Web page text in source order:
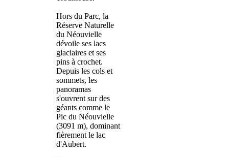
Hors du Parc, la
Réserve Naturelle
du Néouvielle
dévoile ses lacs
glaciaires et ses
pins à crochet.
Depuis les cols et
sommets, les
panoramas
s'ouvrent sur des
géants comme le
Pic du Néouvielle
(3091 m), dominant
fièrement le lac
d'Aubert.